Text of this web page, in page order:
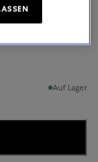
Auf Lager